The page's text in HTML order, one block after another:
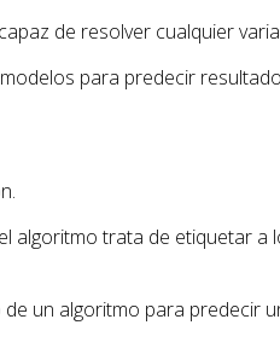
de resolver cualquier
para predecir
algoritmo trata de etiquetar a
de un algoritmo para predecir